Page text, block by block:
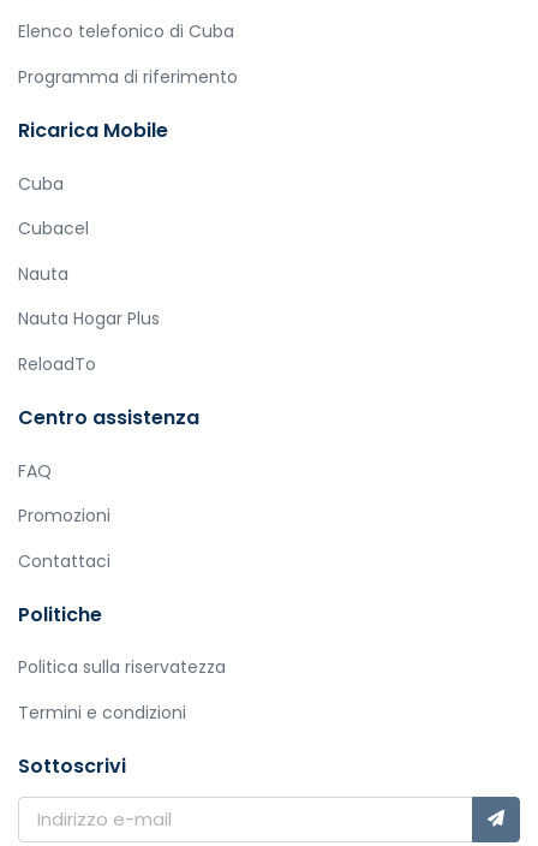
Elenco telefonico di Cuba
Programma di riferimento
Ricarica Mobile
Cuba
Cubacel
Nauta
Nauta Hogar Plus
ReloadTo
Centro assistenza
FAQ
Promozioni
Contattaci
Politiche
Politica sulla riservatezza
Termini e condizioni
Sottoscrivi